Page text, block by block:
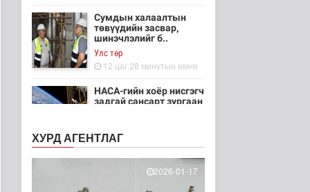
Сумдын халаалтын
төвүүдийн засвар,
шинэчлэлийг б..
Улс төр
12 цаг 28 минутын өмнө
НАСА-гийн хоёр нисгэгч
задгай сансарт зургаан
13 цаг 43 минутын өмнө
хамгаалахын тулд
Канадын иргэд мод бэ..
ХУРД АГЕНТЛАГ
2026-01-17